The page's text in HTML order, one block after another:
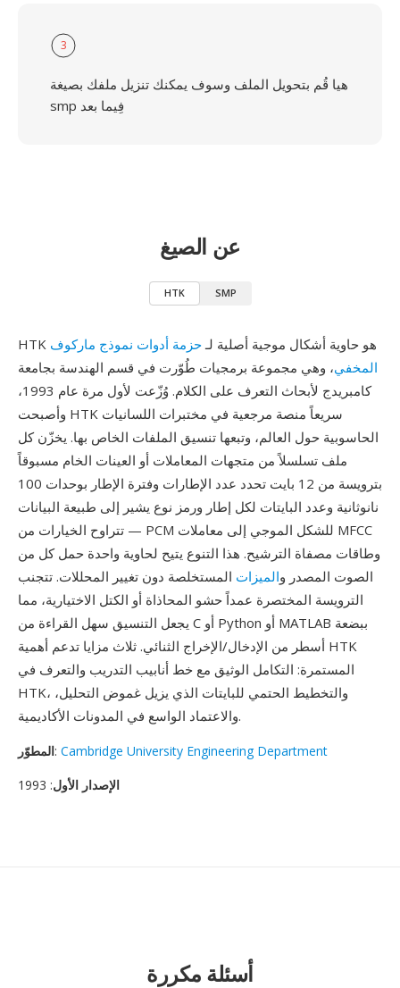
3
هيا قُم بتحويل الملف وسوف يمكنك تنزيل ملفك بصيغة
smp فِيما بعد
عن الصيغ
HTK SMP
HTK هو حاوية أشكال موجية أصلية لـحزمة أدوات نموذج ماركوف
المخفي، وهي مجموعة برمجيات طُوّرت في قسم الهندسة بجامعة
كامبريدج لأبحاث التعرف على الكلام. وُزّعت لأول مرة عام 1993،
وأصبحت HTK سريعاً منصة مرجعية في مختبرات اللسانيات
الحاسوبية حول العالم، وتبعها تنسيق الملفات الخاص بها. يخزّن كل
ملف تسلسلاً من متجهات المعاملات أو العينات الخام مسبوقاً
بترويسة من 12 بايت تحدد عدد الإطارات وفترة الإطار بوحدات 100
نانوثانية وعدد البايتات لكل إطار ورمز نوع يشير إلى طبيعة البيانات
— تتراوح الخيارات من PCM للشكل الموجي إلى معاملات MFCC
وطاقات مصفاة الترشيح. هذا التنوع يتيح لحاوية واحدة حمل كل من
الصوت المصدر والميزات المستخلصة دون تغيير المحللات. تتجنب
الترويسة المختصرة عمداً حشو المحاذاة أو الكتل الاختيارية، مما
يجعل التنسيق سهل القراءة من C أو Python أو MATLAB ببضعة
أسطر من الإدخال/الإخراج الثنائي. ثلاث مزايا تدعم أهمية HTK
المستمرة: التكامل الوثيق مع خط أنابيب التدريب والتعرف في
HTK، والتخطيط الحتمي للبايتات الذي يزيل غموض التحليل،
والاعتماد الواسع في المدونات الأكاديمية.
المطوّر: Cambridge University Engineering Department
الإصدار الأول: 1993
أسئلة مكررة